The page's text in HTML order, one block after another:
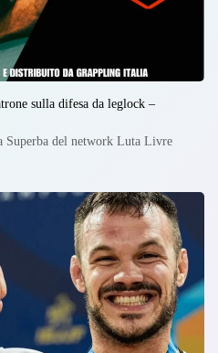
sulla difesa da leglock –
Superba del network Luta Livre